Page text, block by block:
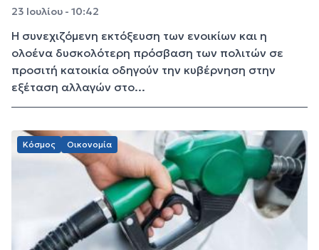
23 Ιουλίου - 10:42
Η συνεχιζόμενη εκτόξευση των ενοικίων και η
ολοένα δυσκολότερη πρόσβαση των πολιτών σε
προσιτή κατοικία οδηγούν την κυβέρνηση στην
εξέταση αλλαγών στο...
Κόσμος Οικονομία